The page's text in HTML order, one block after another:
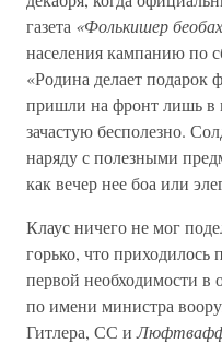
газета «Фолькишер
населения кампанию по
«Родина делает
пришли на фронт лишь в
зачастую бесполезно.
наряду с полезными
как вечер нее боа или
Клаус ничего не мог
горько, что
первой необходимости в
по имени министра
Гитлера, СС и